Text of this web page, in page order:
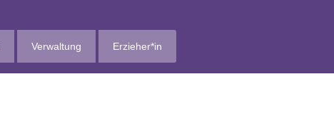
Verwaltung Erzieher*in